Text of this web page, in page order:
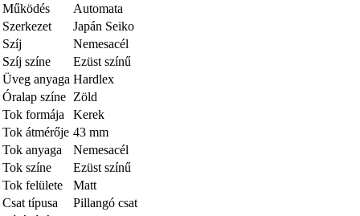
Működés
Automata
Szerkezet
Japán Seiko
Szíj
Nemesacél
Szíj színe
Ezüst színű
Üveg anyaga Hardlex
Óralap színe Zöld
Tok formája
Kerek
Tok átmérője 43 mm
Tok anyaga
Nemesacél
Tok színe
Ezüst színű
Tok felülete
Matt
Csat típusa
Pillangó csat